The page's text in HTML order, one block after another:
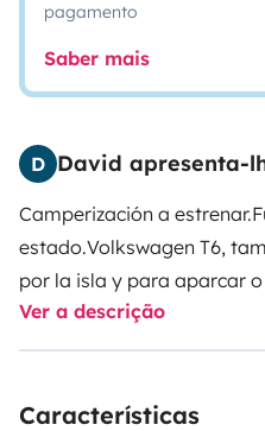
pagamento
Saber mais
D David apresenta-
Camperización a estrenar.
estado.Volkswagen T6,
por la isla y para aparcar
en las que hay
tamaño superior.
Ver a descrição
Características